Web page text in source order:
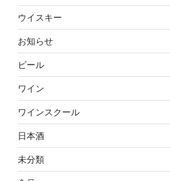
ウイスキー
お知らせ
ビール
ワイン
ワインスクール
日本酒
未分類